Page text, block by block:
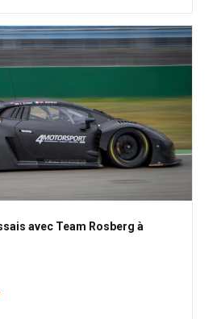
avec Team Rosberg à